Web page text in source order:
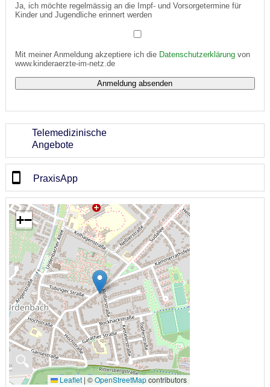
Ja, ich möchte regelmässig an die Impf- und Vorsorgetermine für
Kinder und Jugendliche erinnert werden
Mit meiner Anmeldung akzeptiere ich die Datenschutzerklärungvon
www.kinderaerzte-im-netz.de
Telemedizinische
Angebote
PraxisApp
🔍
+−
Leaflet | ©OpenStreetMapcontributors